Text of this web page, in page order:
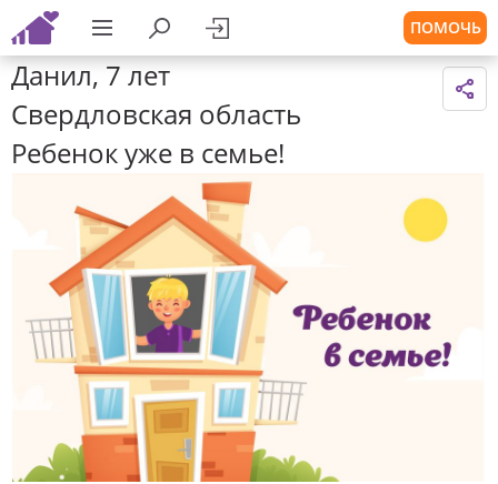
ПОМОЧЬ
Данил, 7 лет
Свердловская область
Ребенок уже в семье!